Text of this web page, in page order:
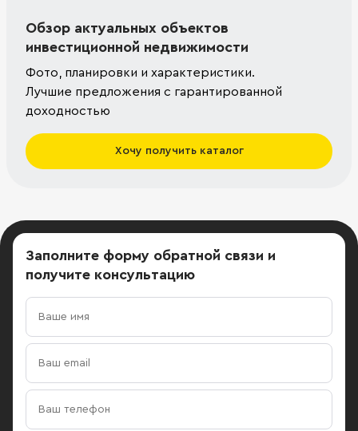
Обзор актуальных объектов
инвестиционной недвижимости
Фото, планировки и характеристики.
Лучшие предложения с гарантированной
доходностью
Хочу получить каталог
Заполните форму обратной связи и
получите консультацию